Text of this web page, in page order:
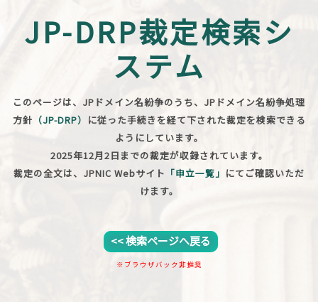
JP-DRP裁定検索シ
ステム
このページは、JPドメイン名紛争のうち、JPドメイン名紛争処理
方針 （JP-DRP） に従った手続きを経て下された裁定を検索できる
ようにしています。
2025年12月2日までの裁定が収録されています。
裁定の全文は、JPNIC Webサイト 「申立一覧」 にてご確認いただ
けます。
<< 検索ページへ戻る
※ブラウザバック非推奨